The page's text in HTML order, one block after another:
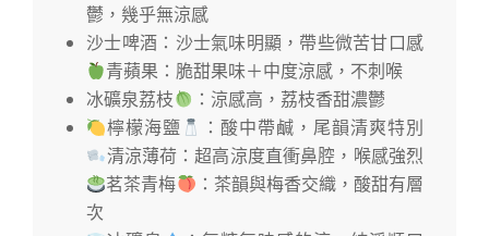
鬱，幾乎無涼感
沙士啤酒：沙士氣味明顯，帶些微苦甘口感
青蘋果：脆甜果味＋中度涼感，不刺喉
冰礦泉荔枝
：涼感高，荔枝香甜濃鬱
檸檬海鹽
：酸中帶鹹，尾韻清爽特別
清涼薄荷：超高涼度直衝鼻腔，喉感強烈
茗茶青梅
：茶韻與梅香交織，酸甜有層
次